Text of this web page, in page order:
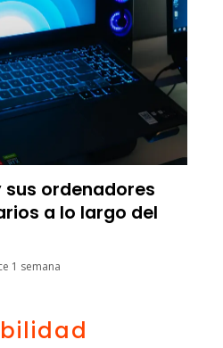
ordenadores
a lo largo del
1 semana